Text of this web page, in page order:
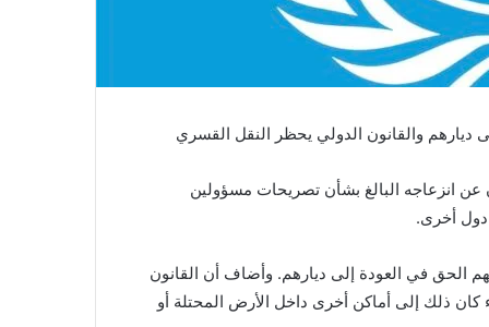
ديارهم والقانون الدولي يحظر النقل القسري
انزعاجه البالغ بشأن تصريحات مسؤولين
أخرى.
وإن لهم الحق في العودة إلى ديارهم. وأضاف أن القانون
ذلك إلى أماكن أخرى داخل الأرض المحتلة أو